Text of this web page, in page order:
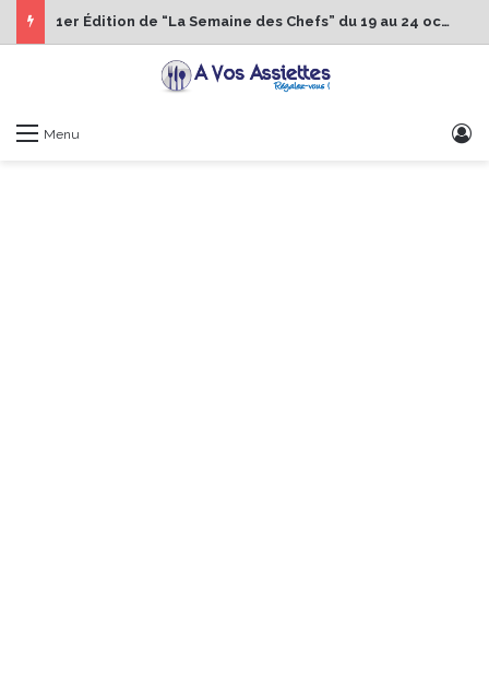
1er Édition de “La Semaine des Chefs” du 19 au 24 octobre 2026
Menu